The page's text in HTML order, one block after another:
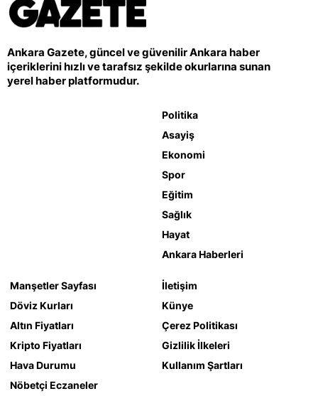
Ankara Gazete, güncel ve güvenilir Ankara haber
içeriklerini hızlı ve tarafsız şekilde okurlarına sunan
yerel haber platformudur.
Politika
Asayiş
Ekonomi
Spor
Eğitim
Sağlık
Hayat
Ankara Haberleri
Manşetler Sayfası
Döviz Kurları
Altın Fiyatları
Kripto Fiyatları
Hava Durumu
Nöbetçi Eczaneler
İletişim
Künye
Çerez Politikası
Gizlilik İlkeleri
Kullanım Şartları